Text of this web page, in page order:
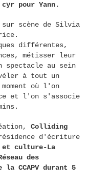
pour Yann.
scène de Silvia
différentes,
métisser leur
spectacle au sein
à tout un
où l'on
et l'on s'associe
Colliding
d'écriture
culture-La
des
CCAPV durant 5